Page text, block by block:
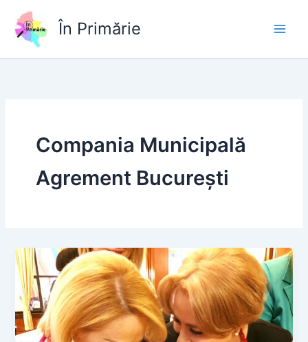
content
În Primărie
Compania Municipală
Agrement București